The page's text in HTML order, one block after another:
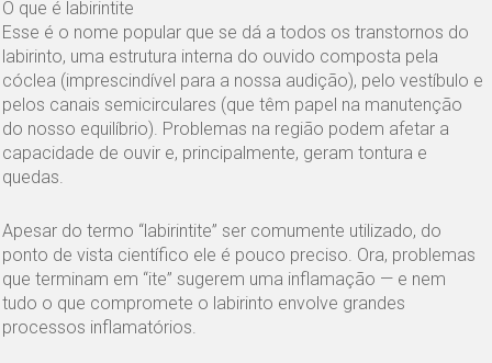
O que é labirintite
Esse é o nome popular que se dá a todos os transtornos do
labirinto, uma estrutura interna do ouvido composta pela
cóclea (imprescindível para a nossa audição), pelo vestíbulo e
pelos canais semicirculares (que têm papel na manutenção
do nosso equilíbrio). Problemas na região podem afetar a
capacidade de ouvir e, principalmente, geram tontura e
quedas.
Apesar do termo “labirintite” ser comumente utilizado, do
ponto de vista científico ele é pouco preciso. Ora, problemas
que terminam em “ite” sugerem uma inflamação — e nem
tudo o que compromete o labirinto envolve grandes
processos inflamatórios.